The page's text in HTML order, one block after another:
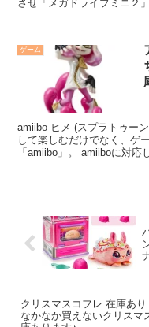
させ「メガドライブミニ２
タイトル」も加わって、前
いただけます。
ゲーム
amiibo ヒメ (スプラトゥー
して楽しむだけでなく、ゲ
「amiibo」。 amiiboに対
クリスマスコフレ 在庫あ
なかなか買えないクリスマ